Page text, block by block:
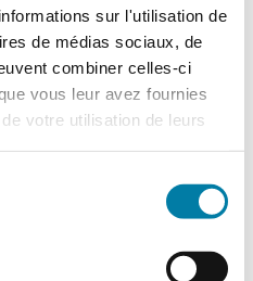
sur l'utilisation de
de médias sociaux, de
combiner celles-ci
vous leur avez fournies
votre utilisation de leurs
les DOM